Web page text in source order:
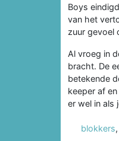
Boys
van het
zuur gevoel
Al vroeg in
bracht. De
betekende
keeper af
er wel in als
blokkers,